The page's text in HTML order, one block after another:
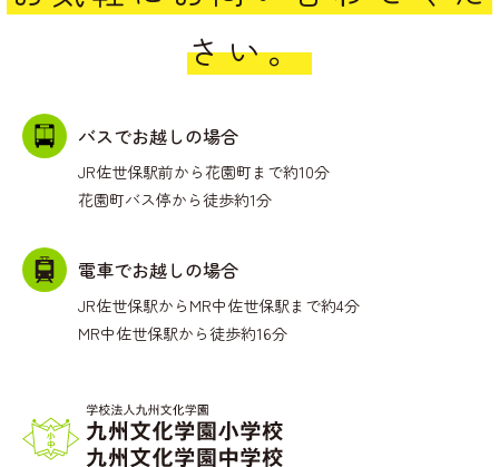
さい。
バスでお越しの場合
JR佐世保駅前から花園町まで約10分
花園町バス停から徒歩約1分
電車でお越しの場合
JR佐世保駅からMR中佐世保駅まで約4分
MR中佐世保駅から徒歩約16分